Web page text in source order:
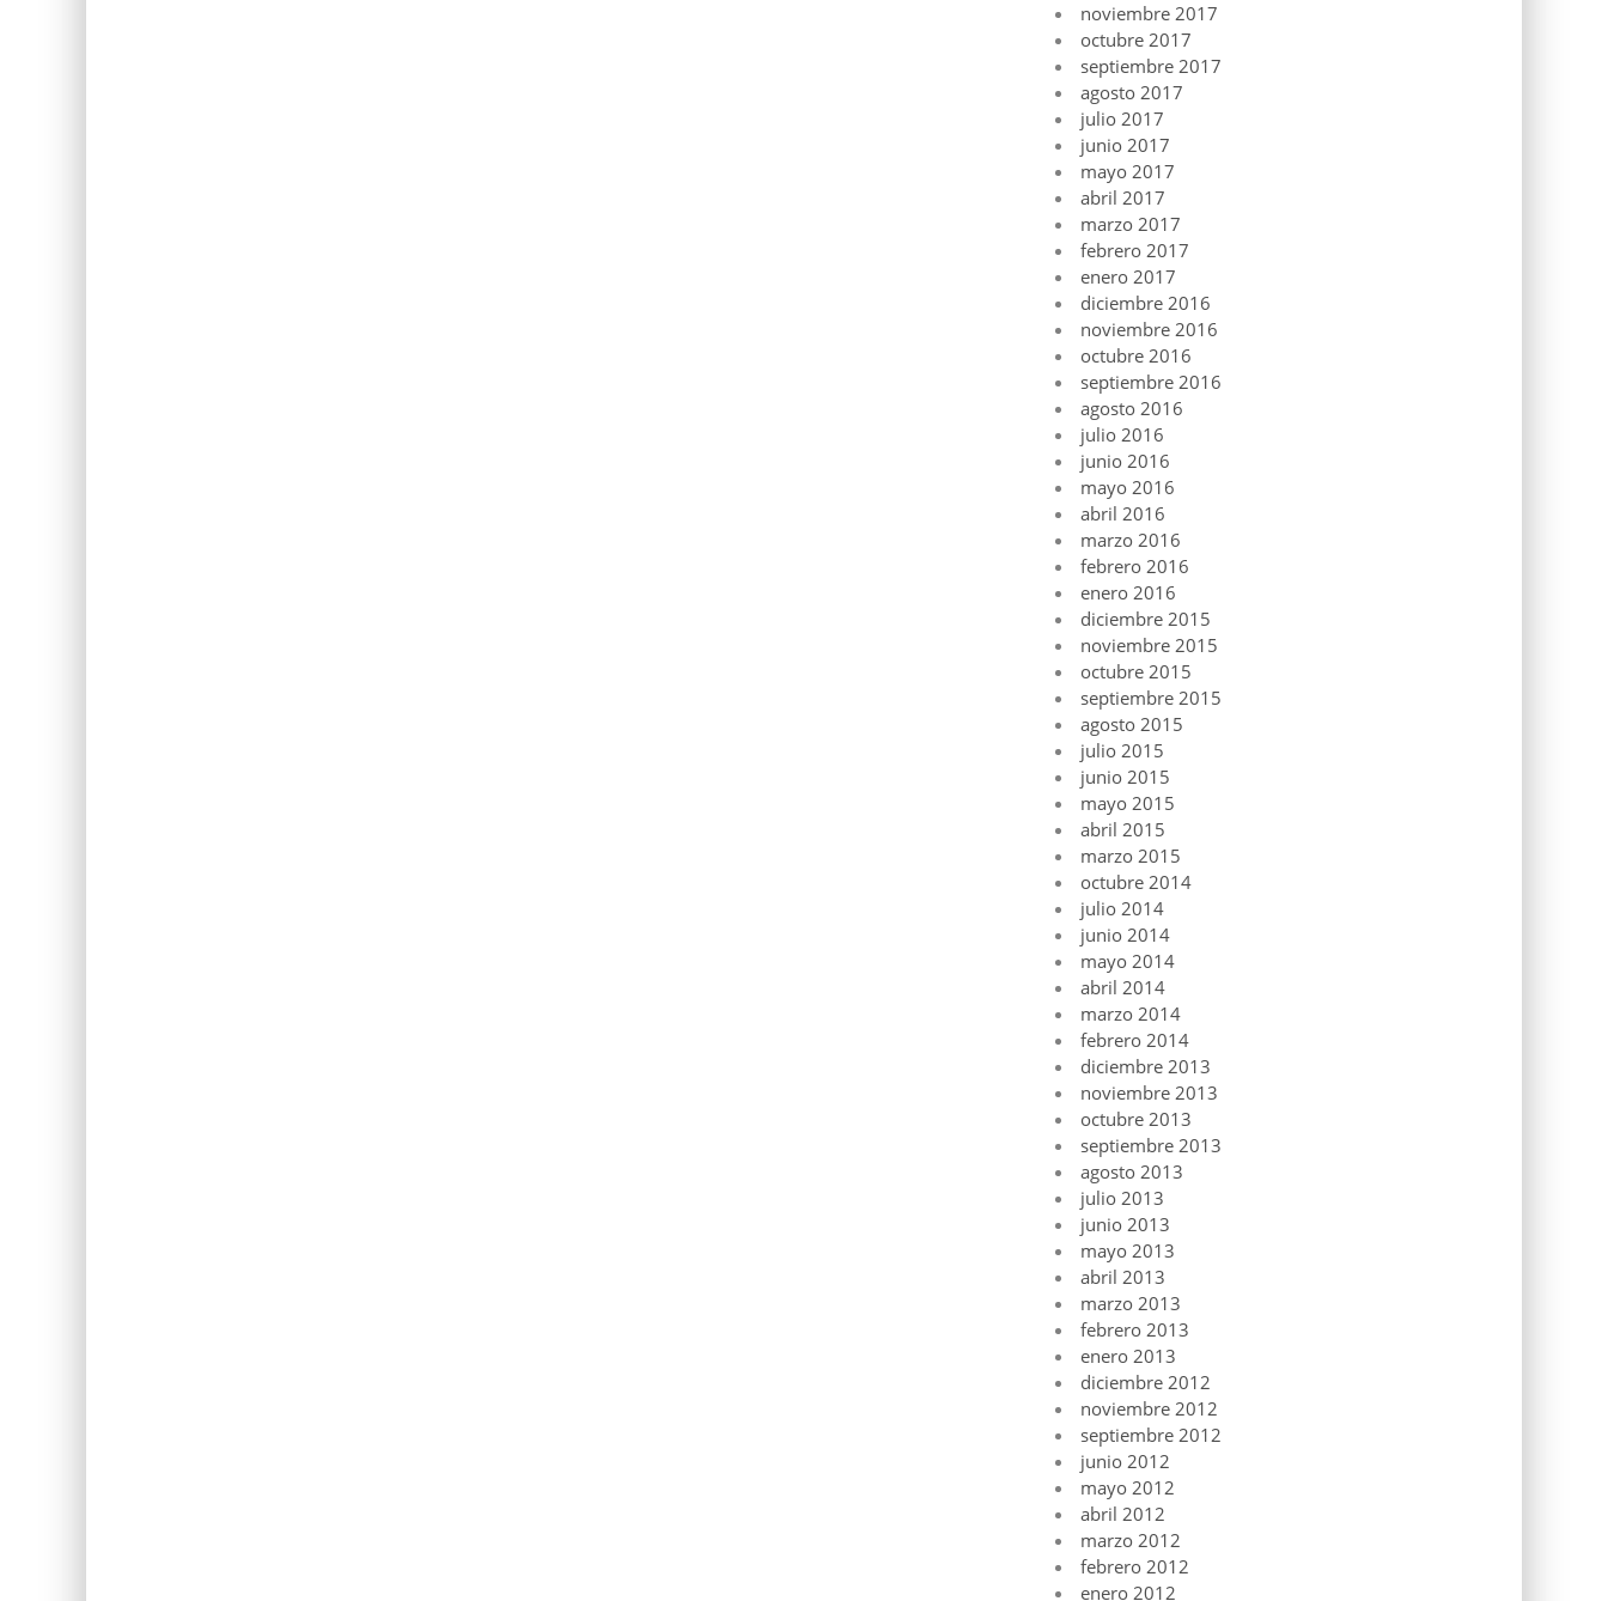
noviembre 2017
octubre 2017
septiembre 2017
agosto 2017
julio 2017
junio 2017
mayo 2017
abril 2017
marzo 2017
febrero 2017
enero 2017
diciembre 2016
noviembre 2016
octubre 2016
septiembre 2016
agosto 2016
julio 2016
junio 2016
mayo 2016
abril 2016
marzo 2016
febrero 2016
enero 2016
diciembre 2015
noviembre 2015
octubre 2015
septiembre 2015
agosto 2015
julio 2015
junio 2015
mayo 2015
abril 2015
marzo 2015
octubre 2014
julio 2014
junio 2014
mayo 2014
abril 2014
marzo 2014
febrero 2014
diciembre 2013
noviembre 2013
octubre 2013
septiembre 2013
agosto 2013
julio 2013
junio 2013
mayo 2013
abril 2013
marzo 2013
febrero 2013
enero 2013
diciembre 2012
noviembre 2012
septiembre 2012
junio 2012
mayo 2012
abril 2012
marzo 2012
febrero 2012
enero 2012